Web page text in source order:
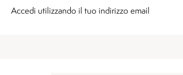
Accedi utilizzando il tuo indirizzo email